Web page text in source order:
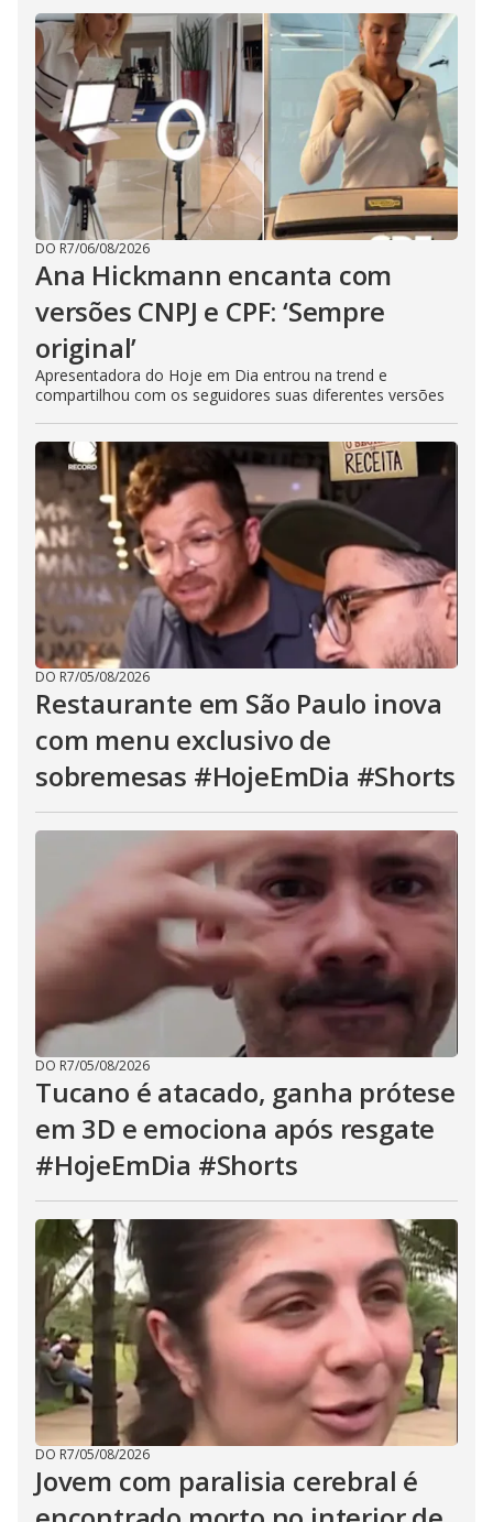
DO R7/06/08/2026
Ana Hickmann encanta com
versões CNPJ e CPF: ‘Sempre
original’
Apresentadora do Hoje em Dia entrou na trend e
compartilhou com os seguidores suas diferentes versões
DO R7/05/08/2026
Restaurante em São Paulo inova
com menu exclusivo de
sobremesas #HojeEmDia #Shorts
DO R7/05/08/2026
Tucano é atacado, ganha prótese
em 3D e emociona após resgate
#HojeEmDia #Shorts
DO R7/05/08/2026
Jovem com paralisia cerebral é